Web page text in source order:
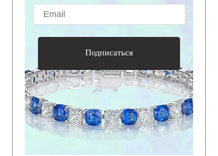
Подписаться